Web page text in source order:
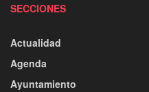
SECCIONES
Actualidad
Agenda
Ayuntamiento